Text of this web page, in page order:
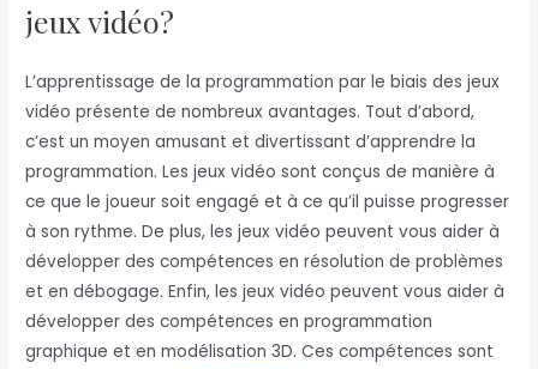
jeux vidéo?
L’apprentissage de la programmation par le biais des jeux
vidéo présente de nombreux avantages. Tout d’abord,
c’est un moyen amusant et divertissant d’apprendre la
programmation. Les jeux vidéo sont conçus de manière à
ce que le joueur soit engagé et à ce qu’il puisse progresser
à son rythme. De plus, les jeux vidéo peuvent vous aider à
développer des compétences en résolution de problèmes
et en débogage. Enfin, les jeux vidéo peuvent vous aider à
développer des compétences en programmation
graphique et en modélisation 3D. Ces compétences sont